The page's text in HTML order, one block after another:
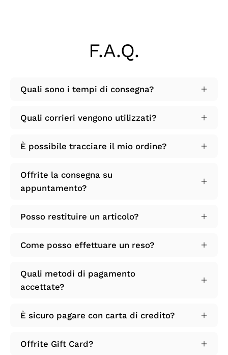
F.A.Q.
Quali sono i tempi di consegna?
Quali corrieri vengono utilizzati?
È possibile tracciare il mio ordine?
Offrite la consegna su
appuntamento?
Posso restituire un articolo?
Come posso effettuare un reso?
Quali metodi di pagamento
accettate?
È sicuro pagare con carta di credito?
Offrite Gift Card?